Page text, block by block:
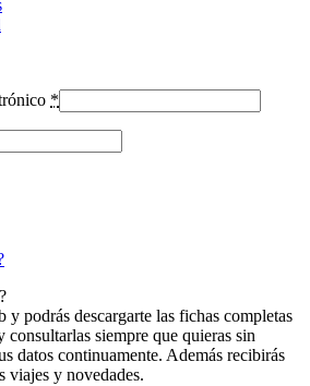
*
y podrás descargarte las fichas completas
consultarlas siempre que quieras sin
datos continuamente. Además recibirás
viajes y novedades.